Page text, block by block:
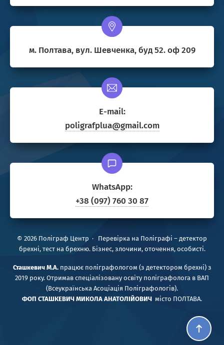
м. Полтава, вул. Шевченка, буд 52. оф 209
E-mail:
poligrafplua@gmail.com
WhatsApp:
+38 (097) 760 30 87
© 2026 Поліграф Центр · Перевірка на Поліграфі – детектор
брехні, тест на брехню. Бізнес, злочини, оточення, особисті.
Сташкевич М.А.працює поліграфологом (з детектором брехні) з
2019 року. Отримав спеціалізовану освіту поліграфолога в ВАП
(Всеукраїнська Асоціація Поліграфологів).
ФОП СТАШКЕВИЧ МИКОЛА АНАТОЛІЙОВИЧ місто ПОЛТАВА.